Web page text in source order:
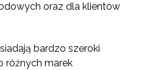
oraz dla klientów
bardzo szeroki
różnych marek